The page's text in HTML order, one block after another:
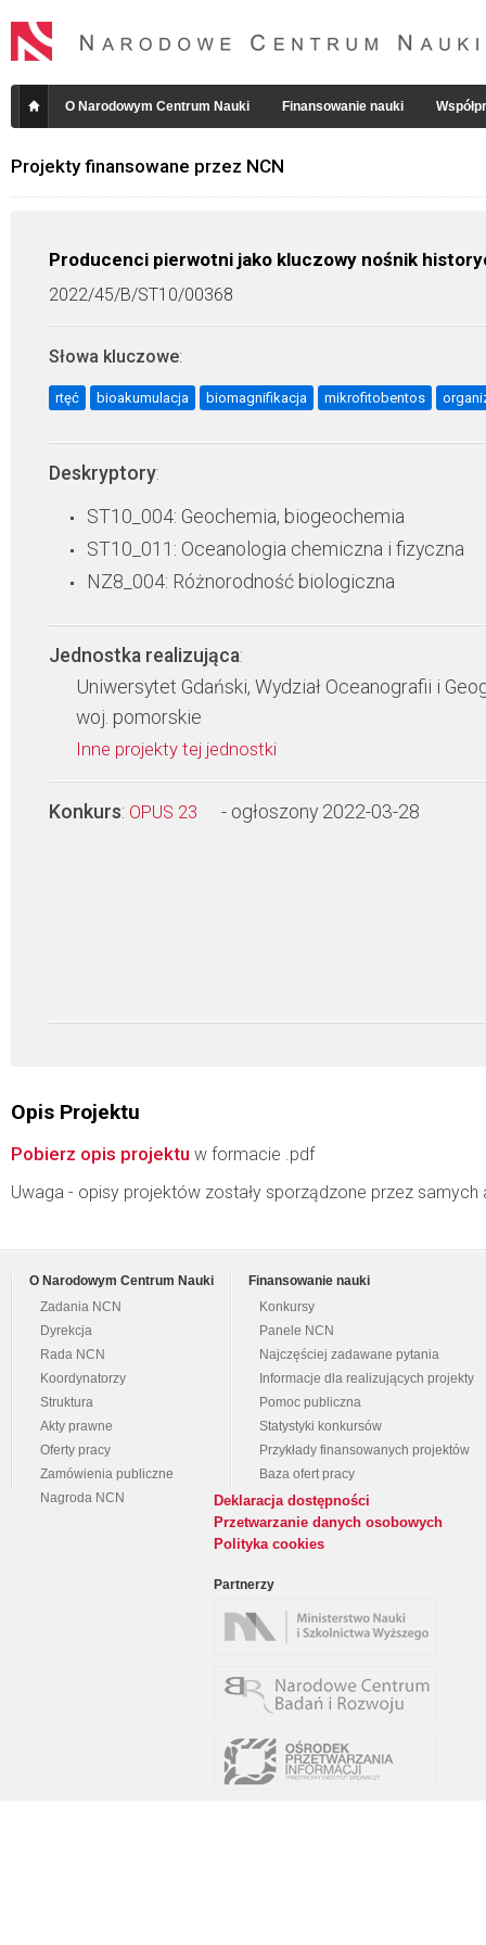
O Narodowym Centrum Nauki Finansowanie nauki
Projekty finansowane przez NCN
Producenci pierwotni jako kluczowy nośnik
2022/45/B/ST10/00368
Słowa kluczowe:
rtęć bioakumulacja biomagnifikacja mikrofitobentos
Deskryptory:
ST10_004: Geochemia, biogeochemia
ST10_011: Oceanologia chemiczna i fizyczna
NZ8_004: Różnorodność biologiczna
Jednostka realizująca:
Uniwersytet Gdański, Wydział Oceanografii i
woj. pomorskie
Inne projekty tej jednostki
Konkurs: OPUS 23 - ogłoszony 2022-03-28
Opis Projektu
Pobierz opis projektu w formacie .pdf
Uwaga - opisy projektów zostały sporządzone przez
O Narodowym Centrum Nauki
Zadania NCN
Dyrekcja
Rada NCN
Koordynatorzy
Struktura
Akty prawne
Oferty pracy
Zamówienia publiczne
Nagroda NCN
Finansowanie nauki
Konkursy
Panele NCN
Najczęściej zadawane pytania
Informacje dla realizujących projekty
Pomoc publiczna
Statystyki konkursów
Przykłady finansowanych projektów
Baza ofert pracy
Deklaracja dostępności
Przetwarzanie danych osobowych
Polityka cookies
Partnerzy